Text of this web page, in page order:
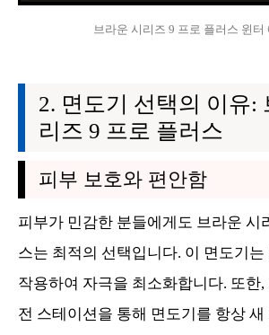
브라운 시리즈 9 프로 플러스 윈터
면도기 선택의 이유:
리즈 9 프로 플러스
피부 보호와 편안함
피부가 민감한 분들에게도 브라운 시
스는 최적의 선택입니다. 이 면도기는
작용하여 자극을 최소화합니다. 또한,
전 스테이션을 통해 면도기를 항상